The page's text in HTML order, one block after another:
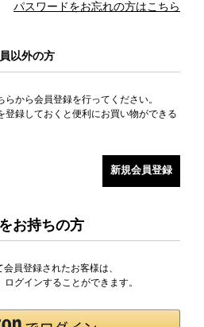
パスワードをお忘れの方はこちら
以外の方
から会員登録を行ってください。
登録しておくと便利にお買い物ができる
お持ちの方
員登録されたお客様は、
グインすることができます。